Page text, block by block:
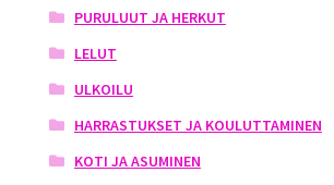
PURULUUT JA HERKUT
LELUT
ULKOILU
HARRASTUKSET JA KOULUTTAMINEN
KOTI JA ASUMINEN